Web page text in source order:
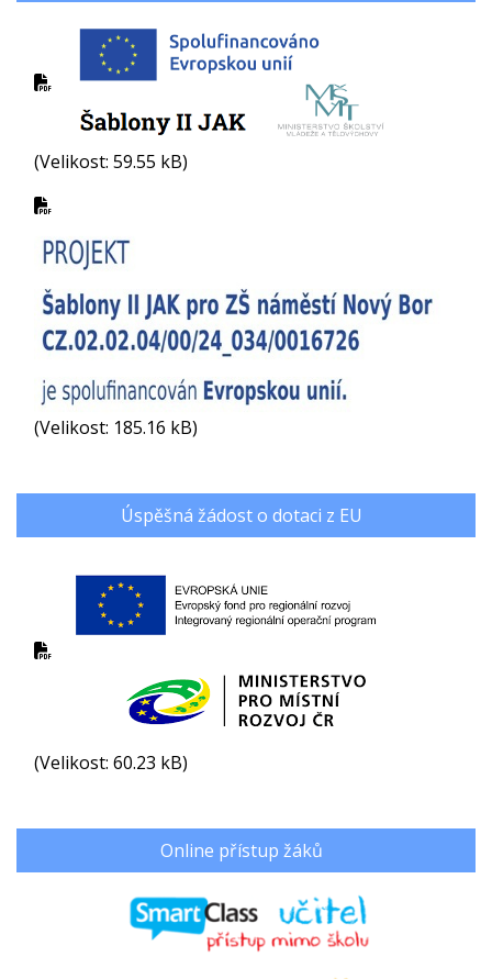
(Velikost: 59.55 kB)
(Velikost: 185.16 kB)
Úspěšná žádost o dotaci z EU
(Velikost: 60.23 kB)
Online přístup žáků